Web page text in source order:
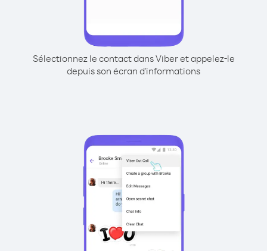
Sélectionnez le contact dans Viber et appelez-le
depuis son écran d'informations